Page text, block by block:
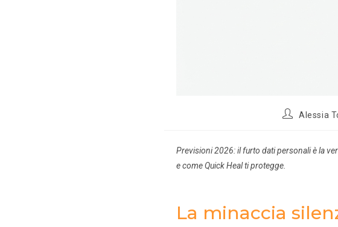
Alessia
Previsioni 2026: il furto dati personali è la
e come Quick Heal ti protegge.
La minaccia